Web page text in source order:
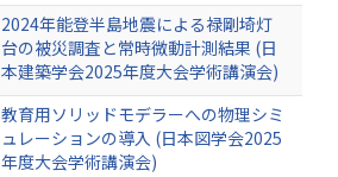
2024年能登半島地震による禄剛埼灯
台の被災調査と常時微動計測結果 (日
本建築学会2025年度大会学術講演会)
教育用ソリッドモデラーへの物理シミ
ュレーションの導入 (日本図学会2025
年度大会学術講演会)